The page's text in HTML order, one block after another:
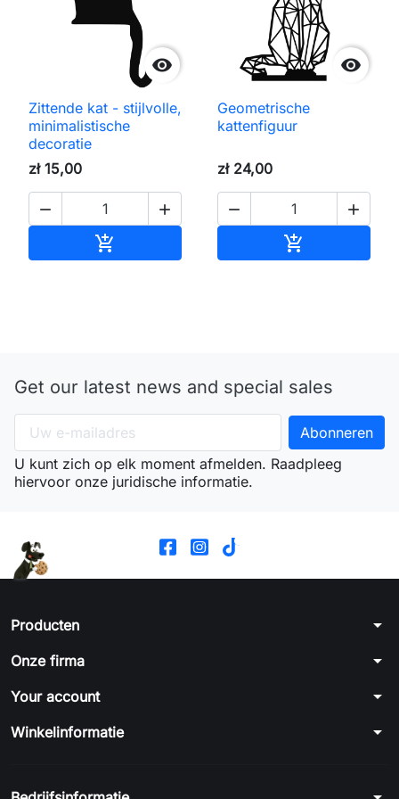

Zittende kat - stijlvolle,
minimalistische
decoratie
zł 15,00
 
 Toevoegen aan winkelwagen

Geometrische
kattenfiguur
zł 24,00
 

Get our latest news and special sales
U kunt zich op elk moment afmelden. Raadpleeg
hiervoor onze juridische informatie.
Producten arrow_drop_down
Onze firma arrow_drop_down
Your account arrow_drop_down
Winkelinformatie arrow_drop_down